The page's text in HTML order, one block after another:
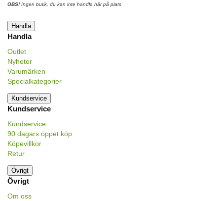
OBS! Ingen butik, du kan inte handla här på plats
Handla
Handla
Outlet
Nyheter
Varumärken
Specialkategorier
Kundservice
Kundservice
Kundservice
90 dagars öppet köp
Köpevillkor
Retur
Övrigt
Övrigt
Om oss